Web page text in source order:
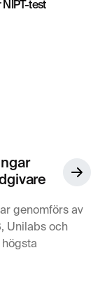
test
genomförs av
Unilabs och